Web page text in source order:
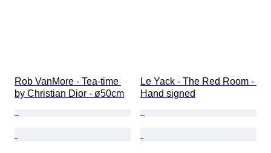
Rob VanMore - Tea-time
by Christian Dior - ø50cm
Le Yack - The Red Room -
Hand signed